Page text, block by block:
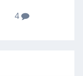
4